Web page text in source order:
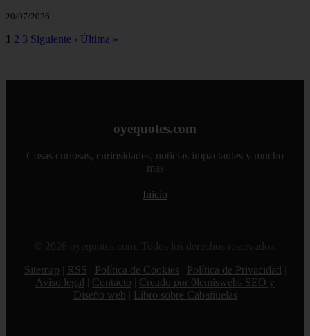
20/07/2026
1 2 3 Siguiente › Última »
oyequotes.com
Cosas curiosas, curiosidades, noticias impactantes y mucho
mas
Inicio
© 2026 oyequotes.com. Todos los derechos reservados.
Sitemap
RSS Política de Cookies Política de Privacidad
Aviso legal
Contacto
Creado por 0lemiswebs SEO y
Diseño web
Libro sobre Cabañuelas